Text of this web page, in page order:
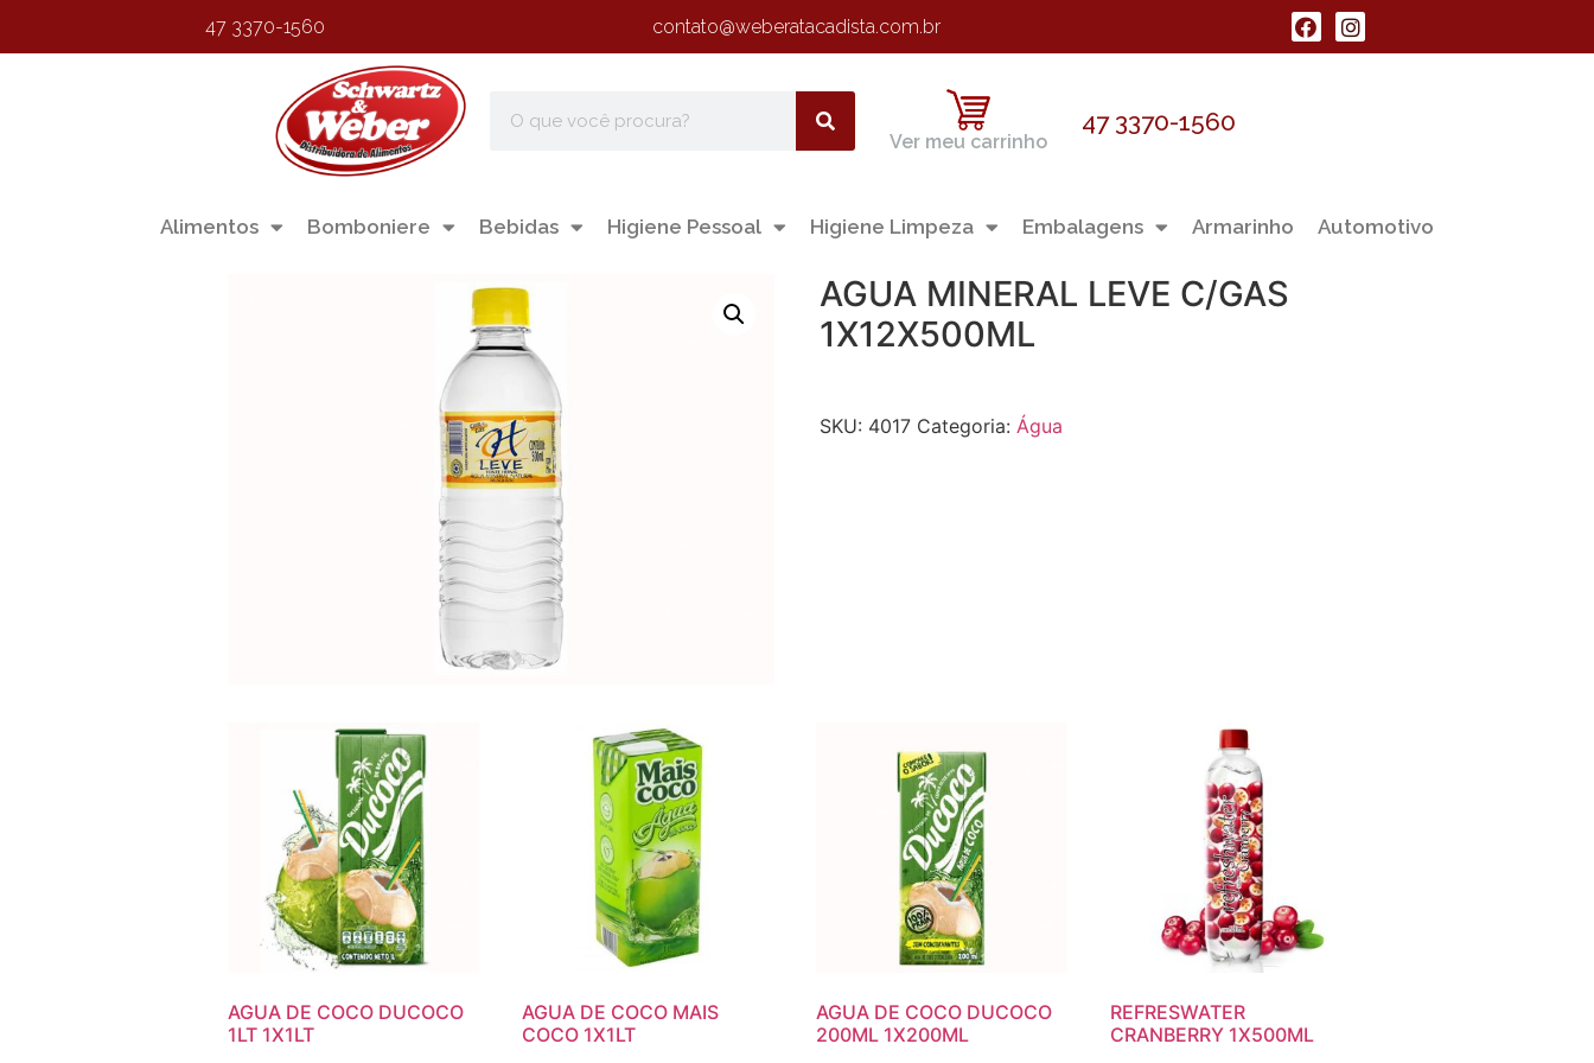
47 3370-1560 contato@weberatacadista.com.br
Ver meu carrinho
47 3370-1560
Alimentos Bomboniere Bebidas Higiene Pessoal Higiene Limpeza Embalagens Armarinho Automotivo
AGUA MINERAL LEVE C/GAS
1X12X500ML
SKU: 4017 Categoria:Água
AGUA DE COCO DUCOCO
1LT 1X1LT
AGUA DE COCO MAIS
COCO 1X1LT
AGUA DE COCO DUCOCO
200ML 1X200ML
REFRESWATER
CRANBERRY 1X500ML